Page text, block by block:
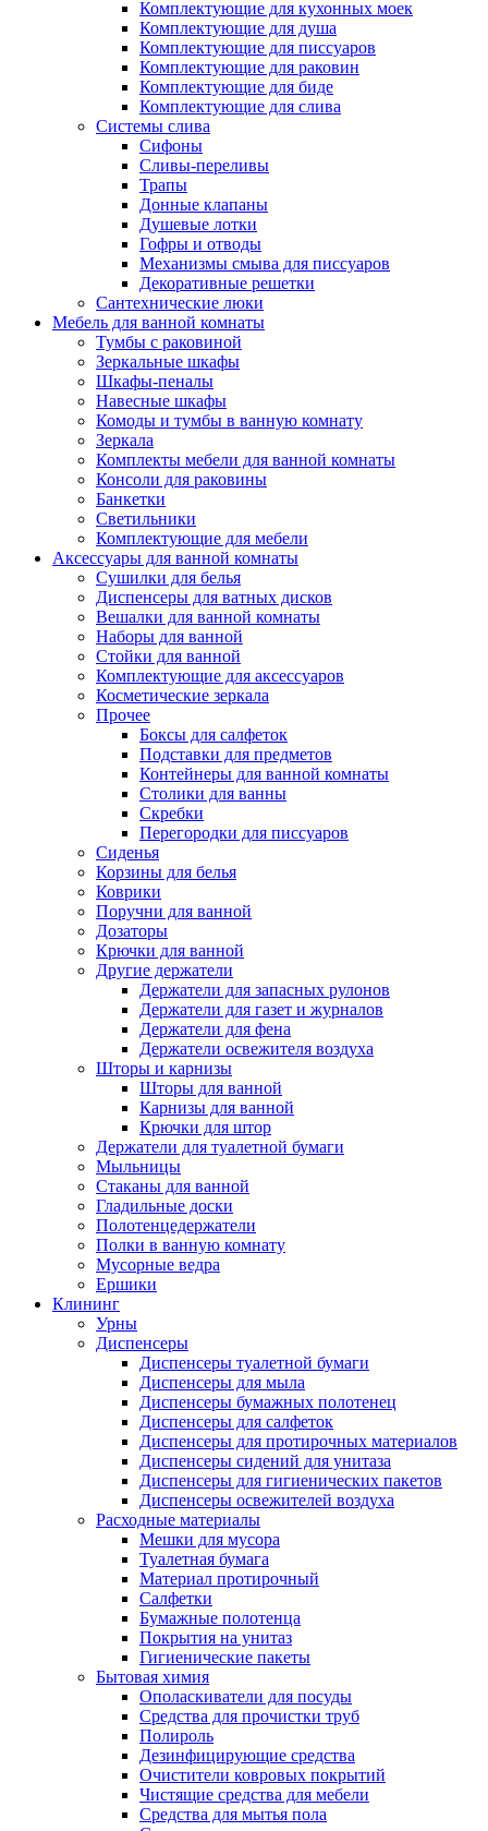
Комплектующие для кухонных моек
Комплектующие для душа
Комплектующие для писсуаров
Комплектующие для раковин
Комплектующие для биде
Комплектующие для слива
Системы слива
Сифоны
Сливы-переливы
Трапы
Донные клапаны
Душевые лотки
Гофры и отводы
Механизмы смыва для писсуаров
Декоративные решетки
Сантехнические люки
Мебель для ванной комнаты
Тумбы с раковиной
Зеркальные шкафы
Шкафы-пеналы
Навесные шкафы
Комоды и тумбы в ванную комнату
Зеркала
Комплекты мебели для ванной комнаты
Консоли для раковины
Банкетки
Светильники
Комплектующие для мебели
Аксессуары для ванной комнаты
Сушилки для белья
Диспенсеры для ватных дисков
Вешалки для ванной комнаты
Наборы для ванной
Стойки для ванной
Комплектующие для аксессуаров
Косметические зеркала
Прочее
Боксы для салфеток
Подставки для предметов
Контейнеры для ванной комнаты
Столики для ванны
Скребки
Перегородки для писсуаров
Сиденья
Корзины для белья
Коврики
Поручни для ванной
Дозаторы
Крючки для ванной
Другие держатели
Держатели для запасных рулонов
Держатели для газет и журналов
Держатели для фена
Держатели освежителя воздуха
Шторы и карнизы
Шторы для ванной
Карнизы для ванной
Крючки для штор
Держатели для туалетной бумаги
Мыльницы
Стаканы для ванной
Гладильные доски
Полотенцедержатели
Полки в ванную комнату
Мусорные ведра
Ершики
Клининг
Урны
Диспенсеры
Диспенсеры туалетной бумаги
Диспенсеры для мыла
Диспенсеры бумажных полотенец
Диспенсеры для салфеток
Диспенсеры для протирочных материалов
Диспенсеры сидений для унитаза
Диспенсеры для гигиенических пакетов
Диспенсеры освежителей воздуха
Расходные материалы
Мешки для мусора
Туалетная бумага
Материал протирочный
Салфетки
Бумажные полотенца
Покрытия на унитаз
Гигиенические пакеты
Бытовая химия
Ополаскиватели для посуды
Средства для прочистки труб
Полироль
Дезинфицирующие средства
Очистители ковровых покрытий
Чистящие средства для мебели
Средства для мытья пола